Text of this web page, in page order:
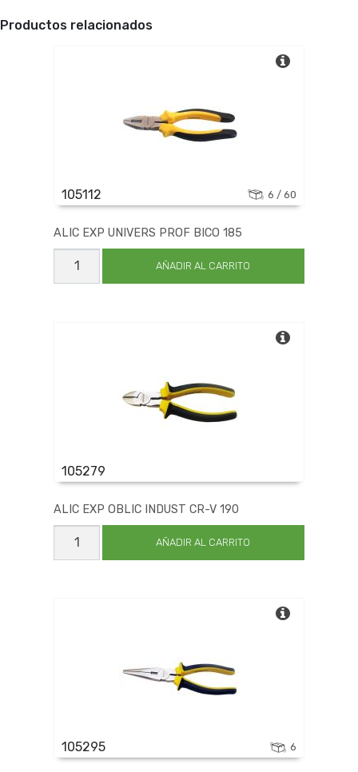
Productos relacionados
105112 6 / 60
ALIC EXP UNIVERS PROF BICO 185
ALIC
EXP
AÑADIR AL CARRITO
105279
ALIC EXP OBLIC INDUST CR-V 190
ALIC
EXP
AÑADIR AL CARRITO
105295 6